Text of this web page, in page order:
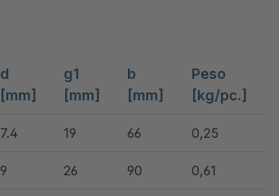
d g1 b
Peso
[mm] [mm] [mm] [kg/pc.]
7.4 19 66 0,25
9 26 90 0,61